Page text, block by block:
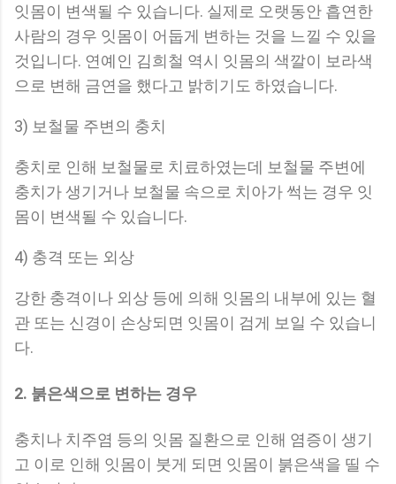
잇몸이 변색될 수 있습니다. 실제로 오랫동안 흡연한
사람의 경우 잇몸이 어둡게 변하는 것을 느낄 수 있을
것입니다. 연예인 김희철 역시 잇몸의 색깔이 보라색
으로 변해 금연을 했다고 밝히기도 하였습니다.
3) 보철물 주변의 충치
충치로 인해 보철물로 치료하였는데 보철물 주변에
충치가 생기거나 보철물 속으로 치아가 썩는 경우 잇
몸이 변색될 수 있습니다.
4) 충격 또는 외상
강한 충격이나 외상 등에 의해 잇몸의 내부에 있는 혈
관 또는 신경이 손상되면 잇몸이 검게 보일 수 있습니
다.
2. 붉은색으로 변하는 경우
충치나 치주염 등의 잇몸 질환으로 인해 염증이 생기
고 이로 인해 잇몸이 붓게 되면 잇몸이 붉은색을 띨 수